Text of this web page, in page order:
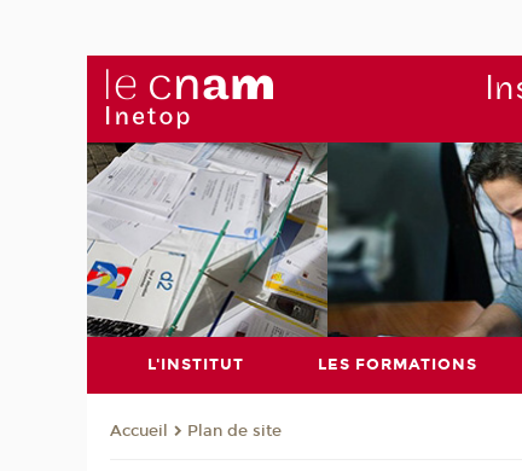
L'INSTITUT LES FORMATIONS
Accueil Plan de site